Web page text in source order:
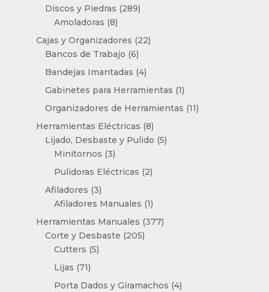
Discos y Piedras 289289
Amoladoras 88
productos
Cajas y Organizadores 2222
Bancos de Trabajo 66
productos
Bandejas Imantadas 44
productos
Gabinetes para Herramientas 11
producto
Organizadores de Herramientas 1111
Herramientas Eléctricas 88
productos
Lijado, Desbaste y Pulido 55
Minitornos 33
productos
Pulidoras Eléctricas 22
Afiladores 33
productos
Afiladores Manuales 11
producto
Herramientas Manuales 377377
Corte y Desbaste 205205
Cutters 55
Lijas 7171
productos
Porta Dados y Giramachos 44